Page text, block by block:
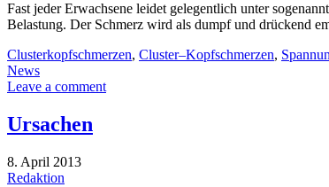
Fast jeder Erwachsene leidet gelegentlich unter
Belastung. Der Schmerz wird als dumpf und drückend
Clusterkopfschmerzen, Cluster–Kopfschmerzen,
News
Leave a comment
Ursachen
8. April 2013
Redaktion